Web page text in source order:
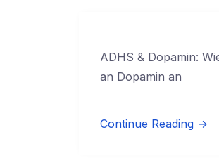
ADHS & Dopamin:
an Dopamin an
Continue Reading →